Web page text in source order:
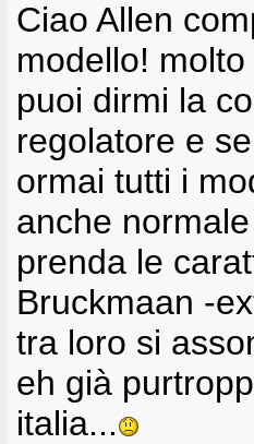
Ciao Allen
modello!
puoi dirmi la
regolatore e
ormai tutti i
anche
prenda le
Bruckmaan -
tra loro si
eh già
italia...